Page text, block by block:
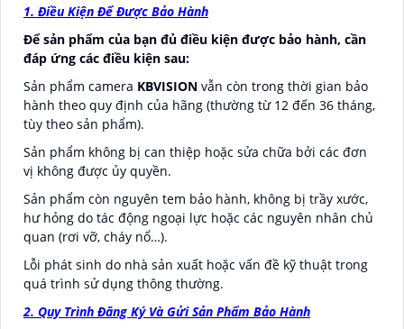
1. Điều Kiện Để Được Bảo Hành
Để sản phẩm của bạn đủ điều kiện được bảo hành, cần
đáp ứng các điều kiện sau:
Sản phẩm camera KBVISION vẫn còn trong thời gian bảo
hành theo quy định của hãng (thường từ 12 đến 36 tháng,
tùy theo sản phẩm).
Sản phẩm không bị can thiệp hoặc sửa chữa bởi các đơn
vị không được ủy quyền.
Sản phẩm còn nguyên tem bảo hành, không bị trầy xước,
hư hỏng do tác động ngoại lực hoặc các nguyên nhân chủ
quan (rơi vỡ, cháy nổ…).
Lỗi phát sinh do nhà sản xuất hoặc vấn đề kỹ thuật trong
quá trình sử dụng thông thường.
2. Quy Trình Đăng Ký Và Gửi Sản Phẩm Bảo Hành